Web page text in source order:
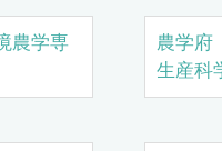
農学専
農学
生産科